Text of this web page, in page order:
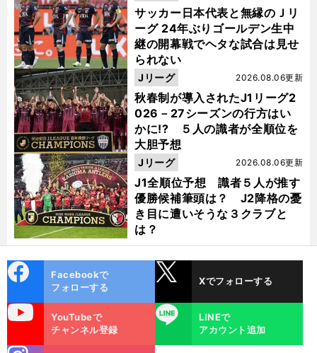
サッカー日本代表と無縁のＪリ
ーグ 24年ぶりゴールデン生中
継の開幕戦でヘタな試合は見せ
られない
秋春制が導入されたJ1リーグ2
026－27シーズンの行方はい
かに!? ５人の識者が全順位を
大胆予想
2026.08.06更新
Jリーグ
J1全順位予想 識者５人が推す
優勝候補筆頭は？ J2降格の憂
き目に遭いそうな３クラブと
は？
2026.08.06更新
Jリーグ
ok
Facebookで
フォローする
Xでフォローする
YouTubeで
チャンネル登録
LINE
LINEで
アカウント追加